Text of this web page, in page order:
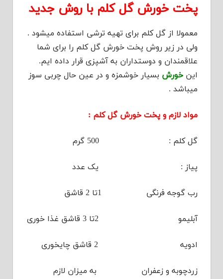
پخت خورش گل کلم با روش جدید
معمولا از گل کلم برای تهیه ترشی استفاده میشود .
ولی در زیر روش پخت خورش گل کلم را برای شما
علاقمندان و دوستداران به آشپزی قرار داده ایم.
این خورش بسیار خوشمزه و در عین حال چربی سوز
میباشد .
مواد لازم و پخت خورش گل کلم :
گل کلم : 500 گرم
پیاز : یک عدد
رب گوجه فرنگی 1تا 2 قاشق
آبلیمو 2تا 3 قاشق غذا خوری
ادویه 2 قاشق چایخوری
زردچوبه و زعفران به میزان لازم